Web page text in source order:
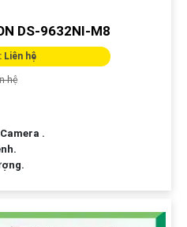
DS-9632NI-M8
Liên hệ
hệ
.